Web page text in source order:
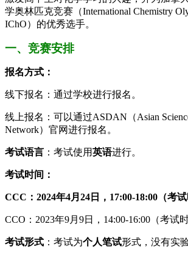
学奥林匹克竞赛（International Chemistry
IChO）的优秀选手。
一、竞赛安排
报名方式：
线下报名：通过学校进行报名。
线上报名：可以通过ASDAN（Asian
Network）官网进行报名。
考试语言 ：考试使用英语进行。
考试时间：
CCC：2024年4月24日，17:00-18:00（考试
CCO：2023年9月9日，14:00-16:00（考试
考试形式 ：考试为个人笔试形式，没有实